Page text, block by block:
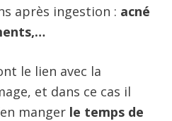
après ingestion : acné
le lien avec la
et dans ce cas il
manger le temps de